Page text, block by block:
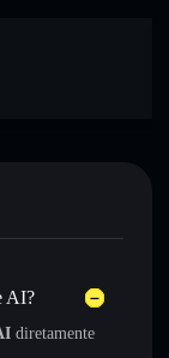
AI?
diretamente